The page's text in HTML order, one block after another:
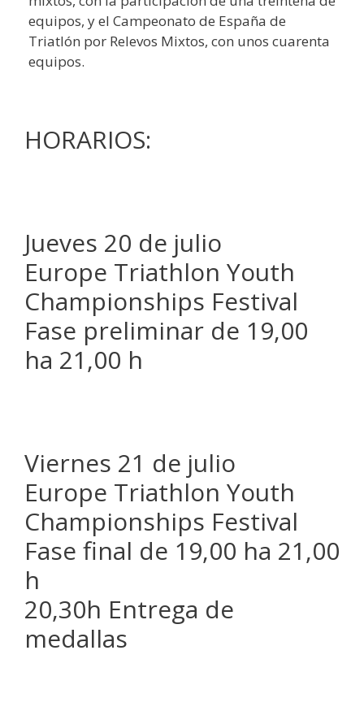
equipos, y el Campeonato de España de
Triatlón por Relevos Mixtos, con unos cuarenta
equipos.
HORARIOS:
Jueves 20 de julio
Europe Triathlon Youth
Championships Festival
Fase preliminar de 19,00
ha 21,00 h
Viernes 21 de julio
Europe Triathlon Youth
Championships Festival
Fase final de 19,00 ha 21,00
h
20,30h Entrega de
medallas